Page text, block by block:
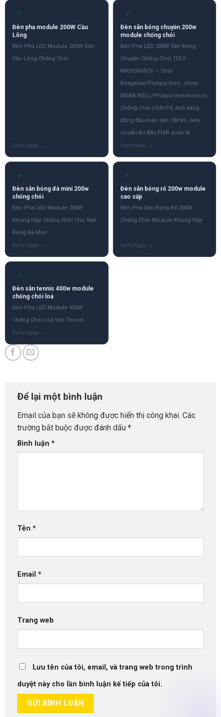
✓
Đèn pha module 200W Cầu
Lông
Đèn Pha LED Module 200W Sân
Cầu Lông Chống Chói
✓
Đèn sân bóng chuyền 200w
module chống chói
Đèn Pha LED 200W Sân Bóng
Chuyền Chống Chói TDLF-
MKH200-BCV — Chip
Bridgelux/Philips/Cree, driver
MEAN WELL/Philips/Inventronics.
Chống chói UGR<19, ánh sáng
đồng đều toàn sân 18×9m, tiêu
chuẩn thi đấu FIVB quốc tế
✓
Đèn sân bóng đá mini 200w
chống chói
Đèn Pha LED Module 200W
Khung Hộp Chống Chói Cho Sân
Bóng Đá Mini
✓
Đèn sân bóng rổ 200w module
cao cấp
Đèn Pha Sân Bóng Rổ 200W
Chống Chói Module Khung Hộp
✓
Đèn sân tennis 400w module
chống chói loá
Đèn Pha LED Module 400W
Chống Chói Loá Sân Tennis
Để lại một bình luận
Email của bạn sẽ không được hiển thị công khai. Các
trường bắt buộc được đánh dấu *
Bình luận *
Tên *
Email *
Trang web
Lưu tên của tôi, email, và trang web trong trình
duyệt này cho lần bình luận kế tiếp của tôi.